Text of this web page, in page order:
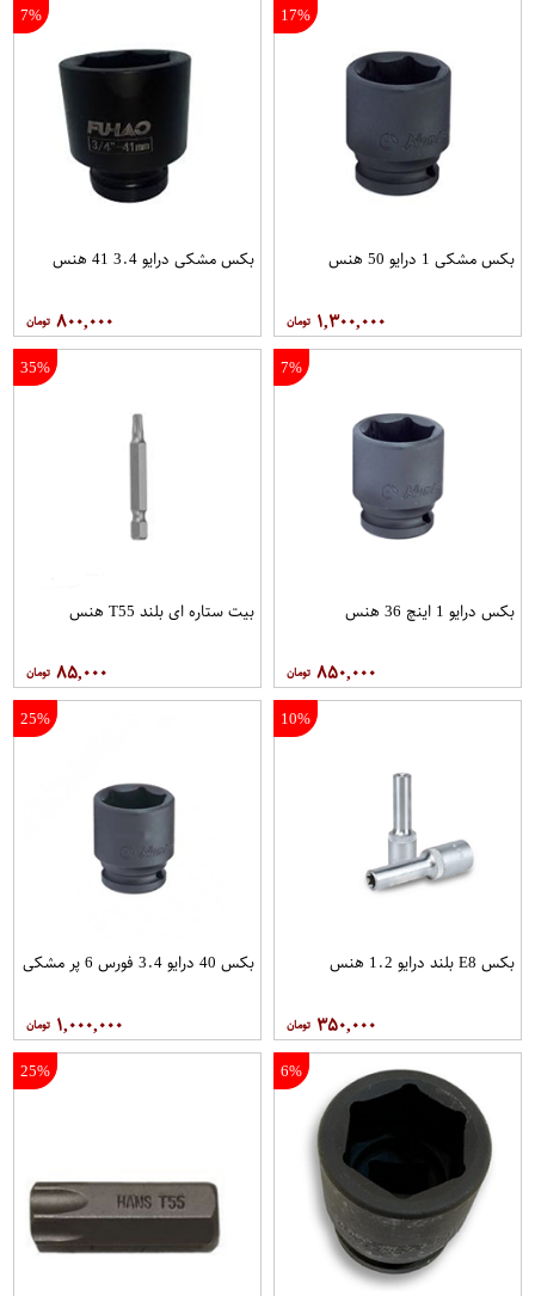
17%
بکس مشکی 1 درایو 50 هنس
۱,۳۰۰,۰۰۰
7%
بکس مشکی درایو 3.4 41 هنس
۸۰۰,۰۰۰
7%
بکس درایو 1 اینچ 36 هنس
۸۵۰,۰۰۰
35%
بیت ستاره ای بلند T55 هنس
۸۵,۰۰۰
10%
بکس E8 بلند درایو 1.2 هنس
۳۵۰,۰۰۰
25%
بکس 40 درایو 3.4 فورس 6 پر مشکی
۱,۰۰۰,۰۰۰
6%
25%